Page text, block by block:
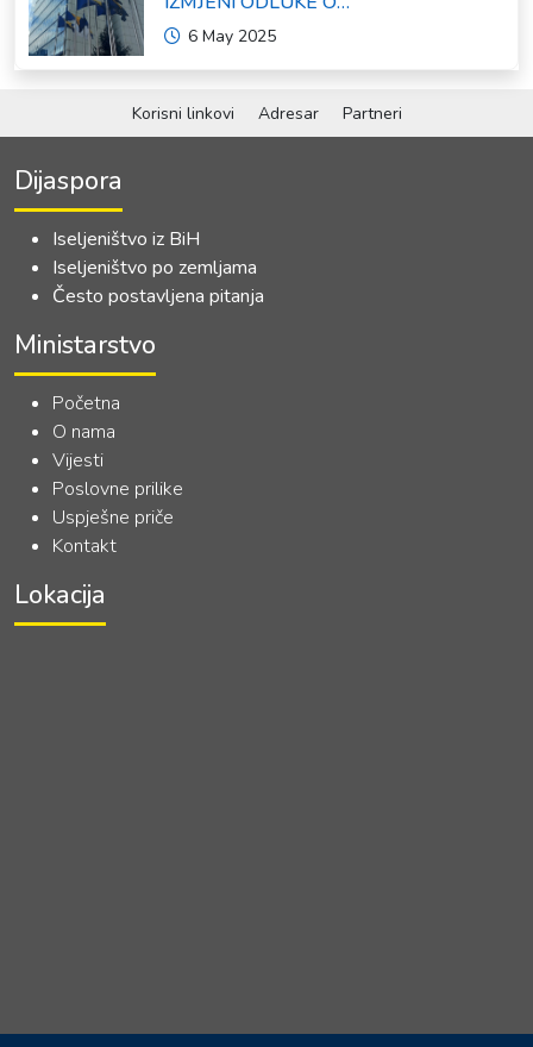
FORMIRANJU INTERRESORNE
RADNE GRUPE ZA IZRADU
OKVIRNOG ZAKONA O
INSTITUCIJA BOSNE I
HERCEGOVINE
6 May 2025
Korisni linkovi Adresar Partneri
Dijaspora
Iseljeništvo iz BiH
Iseljeništvo po zemljama
Često postavljena pitanja
Ministarstvo
Početna
O nama
Vijesti
Poslovne prilike
Uspješne priče
Kontakt
Lokacija